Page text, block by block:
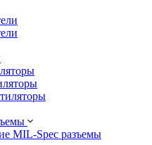
MIL-Spec разъемы